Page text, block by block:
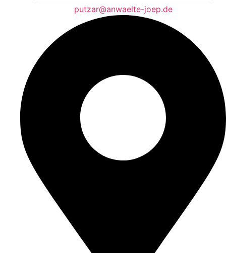
putzar@anwaelte-joep.de